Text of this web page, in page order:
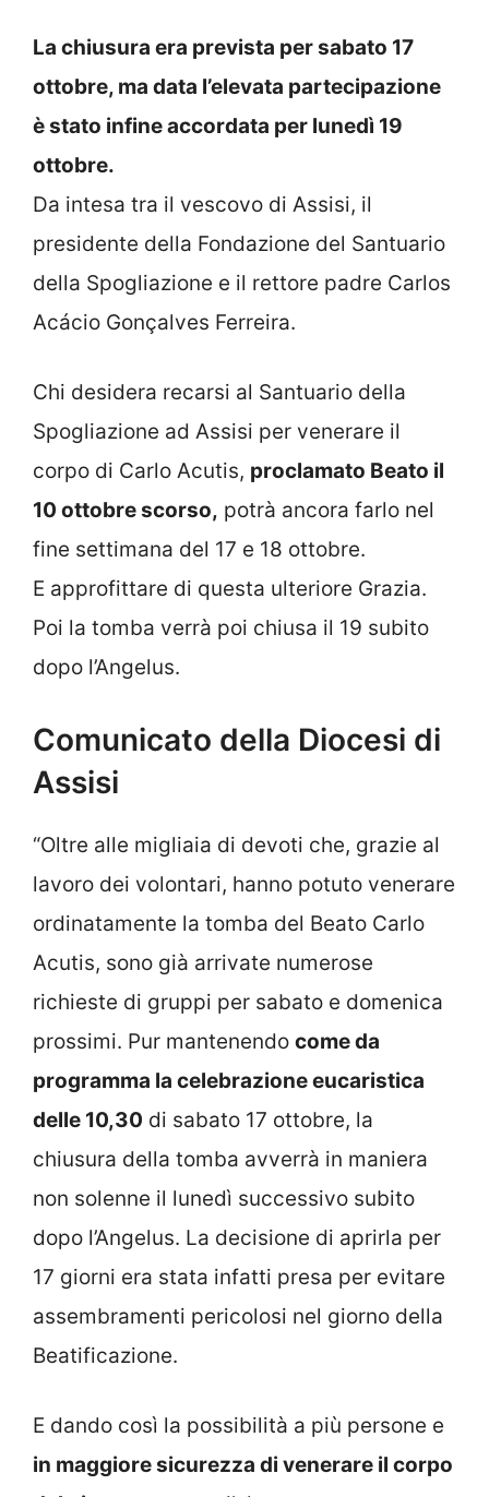
La chiusura era prevista per sabato 17
ottobre, ma data l’elevata partecipazione
è stato infine accordata per lunedì 19
ottobre.
Da intesa tra il vescovo di Assisi, il
presidente della Fondazione del Santuario
della Spogliazione e il rettore padre Carlos
Acácio Gonçalves Ferreira.
Chi desidera recarsi al Santuario della
Spogliazione ad Assisi per venerare il
corpo di Carlo Acutis, proclamato Beato il
10 ottobre scorso, potrà ancora farlo nel
fine settimana del 17 e 18 ottobre.
E approfittare di questa ulteriore Grazia.
Poi la tomba verrà poi chiusa il 19 subito
dopo l’Angelus.
Comunicato della Diocesi di
Assisi
“Oltre alle migliaia di devoti che, grazie al
lavoro dei volontari, hanno potuto venerare
ordinatamente la tomba del Beato Carlo
Acutis, sono già arrivate numerose
richieste di gruppi per sabato e domenica
prossimi. Pur mantenendo come da
programma la celebrazione eucaristica
delle 10,30 di sabato 17 ottobre, la
chiusura della tomba avverrà in maniera
non solenne il lunedì successivo subito
dopo l’Angelus. La decisione di aprirla per
17 giorni era stata infatti presa per evitare
assembramenti pericolosi nel giorno della
Beatificazione.
E dando così la possibilità a più persone e
in maggiore sicurezza di venerare il corpo